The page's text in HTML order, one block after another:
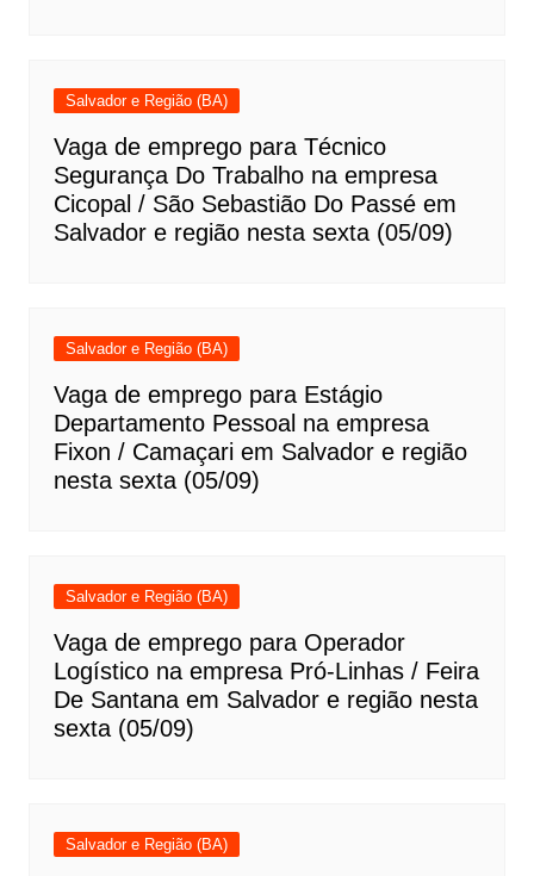
Salvador e Região (BA)
Vaga de emprego para Técnico
Segurança Do Trabalho na empresa
Cicopal / São Sebastião Do Passé em
Salvador e região nesta sexta (05/09)
Salvador e Região (BA)
Vaga de emprego para Estágio
Departamento Pessoal na empresa
Fixon / Camaçari em Salvador e região
nesta sexta (05/09)
Salvador e Região (BA)
Vaga de emprego para Operador
Logístico na empresa Pró-Linhas / Feira
De Santana em Salvador e região nesta
sexta (05/09)
Salvador e Região (BA)